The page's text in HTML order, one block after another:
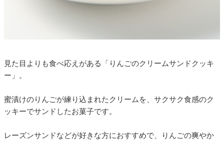
見た目よりも食べ応えがある「りんごのクリームサンドクッキ
ー」。
蜜漬けのりんごが練り込まれたクリームを、サクサク食感のク
ッキーでサンドしたお菓子です。
レーズンサンドなどが好きな方におすすめで、りんごの爽やか